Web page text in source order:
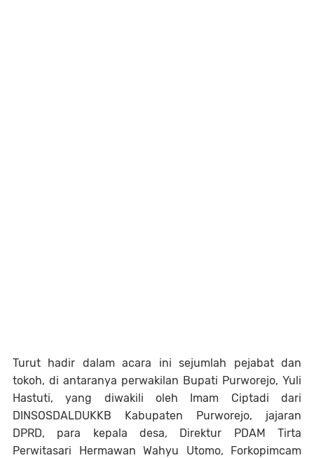
Turut hadir dalam acara ini sejumlah pejabat dan
tokoh, di antaranya perwakilan Bupati Purworejo, Yuli
Hastuti, yang diwakili oleh Imam Ciptadi dari
DINSOSDALDUKKB Kabupaten Purworejo, jajaran
DPRD, para kepala desa, Direktur PDAM Tirta
Perwitasari Hermawan Wahyu Utomo, Forkopimcam